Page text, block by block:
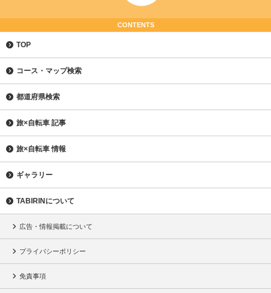
CONTENTS
TOP
コース・マップ検索
都道府県検索
旅×自転車 記事
旅×自転車 情報
ギャラリー
TABIRINについて
広告・情報掲載について
プライバシーポリシー
免責事項